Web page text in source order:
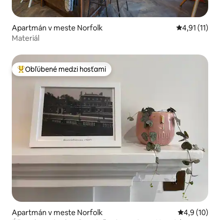
Apartmán v meste Norfolk Priemerné
4,91 (11)
Materiál
Najobľúbenejšie medzi hosťami
Obľúbené medzi hosťami
Apartmán v meste Norfolk Priemerné
4,9 (10)